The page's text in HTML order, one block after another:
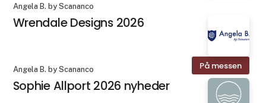
Angela B. by Scananco
Wrendale Designs 2026
På messen
Angela B. by Scananco
Sophie Allport 2026 nyheder